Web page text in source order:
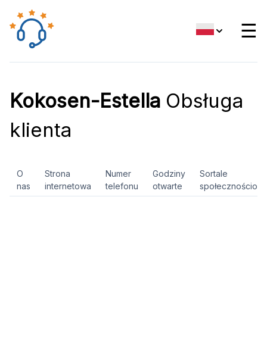
☰
Kokosen-Estella Obsługa
klienta
O
nas
Strona
internetowa
Numer
telefonu
Godziny
otwarte
Sortale